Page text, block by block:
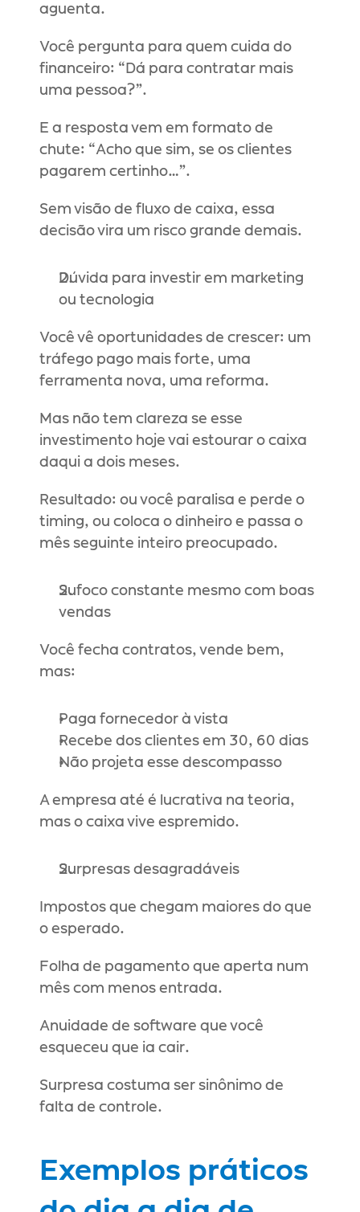
aguenta.
Você pergunta para quem cuida do
financeiro: “Dá para contratar mais
uma pessoa?”.
E a resposta vem em formato de
chute: “Acho que sim, se os clientes
pagarem certinho…”.
Sem visão de fluxo de caixa, essa
decisão vira um risco grande demais.
Dúvida para investir em marketing
ou tecnologia
Você vê oportunidades de crescer: um
tráfego pago mais forte, uma
ferramenta nova, uma reforma.
Mas não tem clareza se esse
investimento hoje vai estourar o caixa
daqui a dois meses.
Resultado: ou você paralisa e perde o
timing, ou coloca o dinheiro e passa o
mês seguinte inteiro preocupado.
Sufoco constante mesmo com boas
vendas
Você fecha contratos, vende bem,
mas:
Paga fornecedor à vista
Recebe dos clientes em 30, 60 dias
Não projeta esse descompasso
A empresa até é lucrativa na teoria,
mas o caixa vive espremido.
Surpresas desagradáveis
Impostos que chegam maiores do que
o esperado.
Folha de pagamento que aperta num
mês com menos entrada.
Anuidade de software que você
esqueceu que ia cair.
Surpresa costuma ser sinônimo de
falta de controle.
Exemplos práticos